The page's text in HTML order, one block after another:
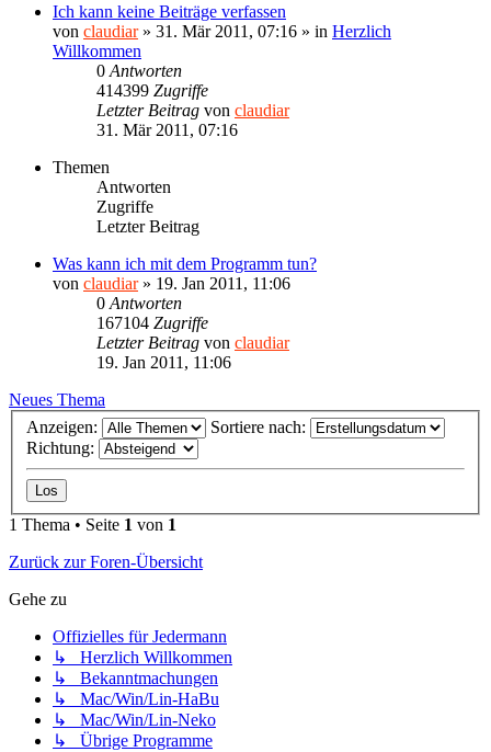
Ich kann keine Beiträge verfassen
von claudiar» 31. Mär 2011, 07:16 » in Herzlich
Willkommen
0 Antworten
414399 Zugriffe
Letzter Beitrag von claudiar
31. Mär 2011, 07:16
Themen
Antworten
Zugriffe
Letzter Beitrag
Was kann ich mit dem Programm tun?
von claudiar» 19. Jan 2011, 11:06
0 Antworten
167104 Zugriffe
Letzter Beitrag von claudiar
19. Jan 2011, 11:06
Neues Thema
Anzeigen:
Sortiere nach:
Richtung:
1 Thema • Seite 1 von 1
Zurück zur Foren-Übersicht
Gehe zu
Offizielles für Jedermann
↳ Herzlich Willkommen
↳ Bekanntmachungen
↳ Mac/Win/Lin-HaBu
↳ Mac/Win/Lin-Neko
↳ Übrige Programme